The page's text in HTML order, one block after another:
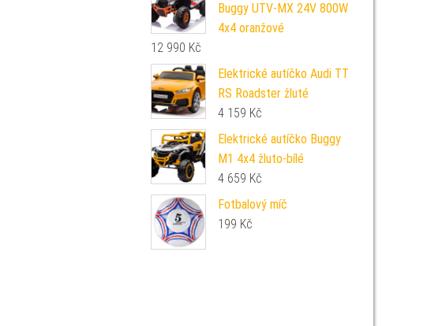
Buggy UTV-MX 24V 800W
4x4 oranžové
12 990 Kč
Elektrické autíčko Audi TT
RS Roadster žluté
4 159 Kč
Elektrické autíčko Buggy
M1 4x4 žluto-bílé
4 659 Kč
Fotbalový míč
199 Kč